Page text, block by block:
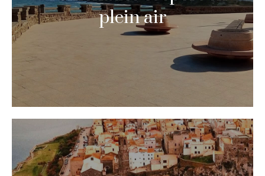
plein air